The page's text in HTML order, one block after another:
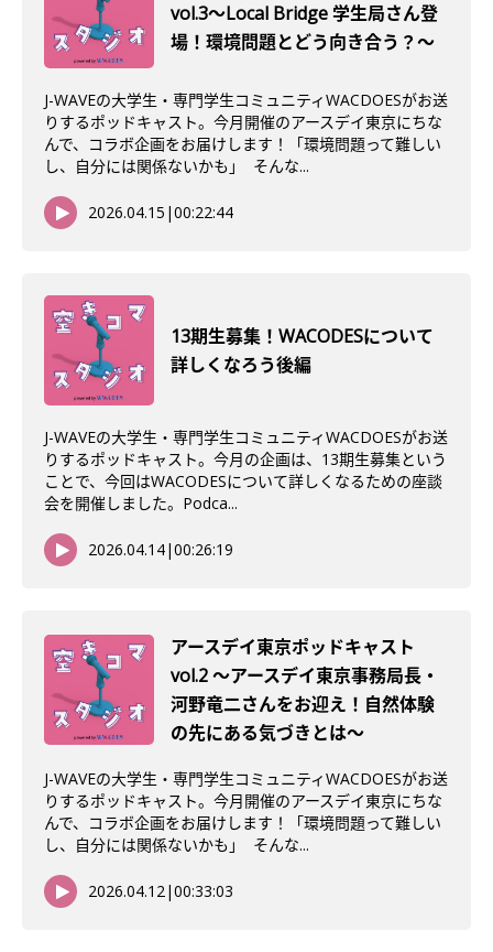
vol.3〜Local Bridge 学生局さん登
場！環境問題とどう向き合う？〜
J-WAVEの大学生・専門学生コミュニティWACDOESがお送
りするポッドキャスト。今月開催のアースデイ東京にちな
んで、コラボ企画をお届けします！「環境問題って難しい
し、自分には関係ないかも」 そんな...
2026.04.15 |00:22:44
13期生募集！WACODESについて
詳しくなろう後編
J-WAVEの大学生・専門学生コミュニティWACDOESがお送
りするポッドキャスト。今月の企画は、13期生募集という
ことで、今回はWACODESについて詳しくなるための座談
会を開催しました。Podca...
2026.04.14|00:26:19
アースデイ東京ポッドキャスト
vol.2 〜アースデイ東京事務局長・
河野竜二さんをお迎え！自然体験
の先にある気づきとは〜
J-WAVEの大学生・専門学生コミュニティWACDOESがお送
りするポッドキャスト。今月開催のアースデイ東京にちな
んで、コラボ企画をお届けします！「環境問題って難しい
し、自分には関係ないかも」 そんな...
2026.04.12|00:33:03